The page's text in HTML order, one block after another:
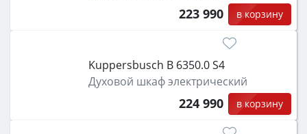
223 990 в корзину
Kuppersbusch B 6350.0 S4
Духовой шкаф электрический
224 990 в корзину